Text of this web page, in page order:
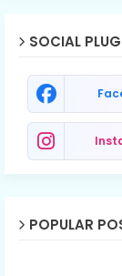
SOCIAL
POPULAR